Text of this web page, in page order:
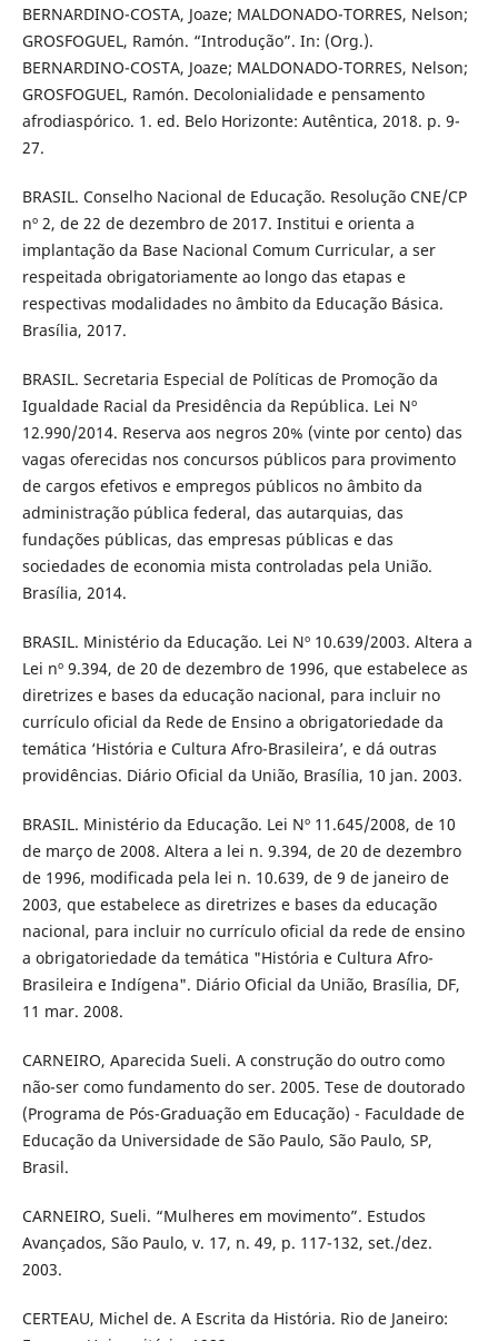
BERNARDINO-COSTA, Joaze; MALDONADO-TORRES, Nelson;
GROSFOGUEL, Ramón. “Introdução”. In: (Org.).
BERNARDINO-COSTA, Joaze; MALDONADO-TORRES, Nelson;
GROSFOGUEL, Ramón. Decolonialidade e pensamento
afrodiaspórico. 1. ed. Belo Horizonte: Autêntica, 2018. p. 9-
27.
BRASIL. Conselho Nacional de Educação. Resolução CNE/CP
nº 2, de 22 de dezembro de 2017. Institui e orienta a
implantação da Base Nacional Comum Curricular, a ser
respeitada obrigatoriamente ao longo das etapas e
respectivas modalidades no âmbito da Educação Básica.
Brasília, 2017.
BRASIL. Secretaria Especial de Políticas de Promoção da
Igualdade Racial da Presidência da República. Lei Nº
12.990/2014. Reserva aos negros 20% (vinte por cento) das
vagas oferecidas nos concursos públicos para provimento
de cargos efetivos e empregos públicos no âmbito da
administração pública federal, das autarquias, das
fundações públicas, das empresas públicas e das
sociedades de economia mista controladas pela União.
Brasília, 2014.
BRASIL. Ministério da Educação. Lei Nº 10.639/2003. Altera a
Lei nº 9.394, de 20 de dezembro de 1996, que estabelece as
diretrizes e bases da educação nacional, para incluir no
currículo oficial da Rede de Ensino a obrigatoriedade da
temática ‘História e Cultura Afro-Brasileira’, e dá outras
providências. Diário Oficial da União, Brasília, 10 jan. 2003.
BRASIL. Ministério da Educação. Lei Nº 11.645/2008, de 10
de março de 2008. Altera a lei n. 9.394, de 20 de dezembro
de 1996, modificada pela lei n. 10.639, de 9 de janeiro de
2003, que estabelece as diretrizes e bases da educação
nacional, para incluir no currículo oficial da rede de ensino
a obrigatoriedade da temática "História e Cultura Afro-
Brasileira e Indígena". Diário Oficial da União, Brasília, DF,
11 mar. 2008.
CARNEIRO, Aparecida Sueli. A construção do outro como
não-ser como fundamento do ser. 2005. Tese de doutorado
(Programa de Pós-Graduação em Educação) - Faculdade de
Educação da Universidade de São Paulo, São Paulo, SP,
Brasil.
CARNEIRO, Sueli. “Mulheres em movimento”. Estudos
Avançados, São Paulo, v. 17, n. 49, p. 117-132, set./dez.
2003.
CERTEAU, Michel de. A Escrita da História. Rio de Janeiro: